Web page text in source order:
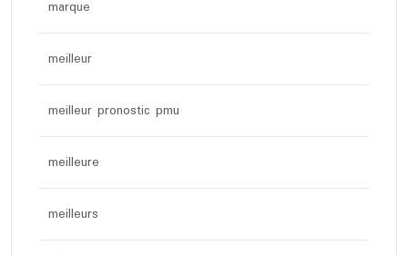
marque
meilleur
meilleur pronostic pmu
meilleure
meilleurs